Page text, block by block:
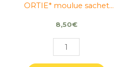
ORTIE* moulue sachet
8,50€